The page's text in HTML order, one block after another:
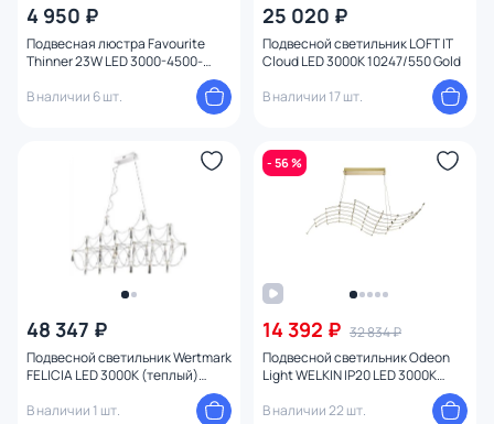
4 950 ₽
Подвесная люстра Favourite
Thinner 23W LED 3000-4500-
холодный) 4305-6P
В наличии 6 шт.
25 020 ₽
Подвесной светильник LOFT IT
Cloud LED 3000K 10247/550 Gold
В наличии 17 шт.
48 347 ₽
Подвесной светильник Wertmark
FELICIA LED 3000К (теплый)
В наличии 1 шт.
- 56 %
14 392 ₽ 32 834 ₽
Подвесной светильник Odeon
Light WELKIN IP20 LED 3000K
В наличии 22 шт.